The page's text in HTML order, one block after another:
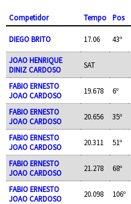
Competidor Tempo Pos
DIEGO BRITO 17.06 43º
JOAO HENRIQUE
DINIZ CARDOSO
SAT
FABIO ERNESTO
JOAO CARDOSO
19.678 6º
FABIO ERNESTO
JOAO CARDOSO
20.656 35º
FABIO ERNESTO
JOAO CARDOSO
20.311 51º
FABIO ERNESTO
JOAO CARDOSO
21.278 68º
FABIO ERNESTO
JOAO CARDOSO
20.098 106º